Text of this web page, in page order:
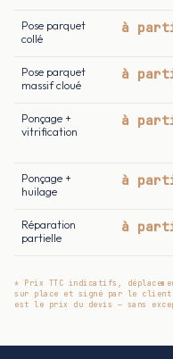
Pose parquet
collé
à
Pose parquet
massif cloué
à
Ponçage +
vitrification
à
Ponçage +
huilage
à
Réparation
partielle
à
* Prix TTC indicatifs,
sur place et signé par le
est le prix du devis — sans